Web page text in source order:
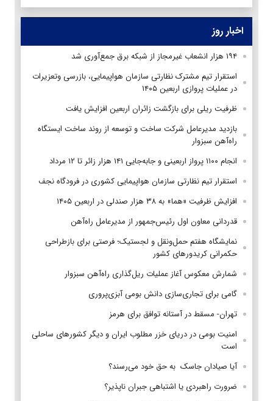
اخبار روز
۱۹۴ هزار انشعاب غیرمجاز از شبکه برق جمع‌آوری شد
استقرار تیم مشترک نظارتی سازمان هواپیمایی، بازرسی وتعزیرات
در عملیات پروازی اربعین ۱۴۰۵
ظرفیت ریلی برای بازگشت زائران اربعین افزایش یافت
بازدید مدیرعامل شرکت ساخت و توسعه از روند ساخت ایستگاه
راه‌آهن سبزوار
انجام ۱۱۰۰ پرواز اربعینی و جابه‌جایی ۱۴۱ هزار زائر تا ۱۲ مرداد
استقرار تیم‌ نظارتی سازمان هواپیمایی کشوری در فرودگاه نجف
افزایش ظرفیت «هما» به ۳۸ هزار صندلی در اربعین ۱۴۰۵
قدردانی معاون اول رئیس‌جمهور از مدیرعامل راه‌آهن
نمایشگاه هفتم حمل‌ونقل و لجستیک؛ فرصتی برای بازطراحی
حکمرانی کریدورهای کشور
شمارش معکوس آغاز عملیات ریل‌گذاری راه‌آهن سبزوار
گامی برای تجاری‌سازی دانش بومی آبزی‌پروری
تهران- مسقط در آستانه توافق برای هرمز
امنیت بومی در دریای خزر مطلوب ایران و دیگر کشورهای ساحلی
است
آیا صیادان جاسک به حق خود می‌رسند؟
ضرورت راهبردی یا اشتباهی جبران ناپذیر؟